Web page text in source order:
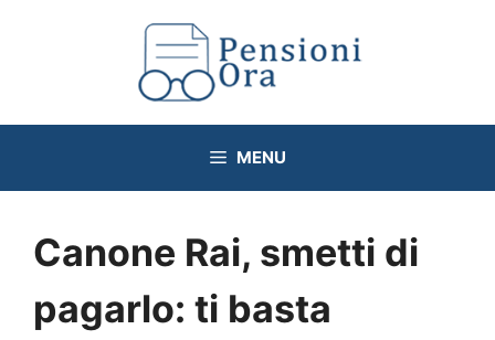
MENU
Canone Rai, smetti di
pagarlo: ti basta